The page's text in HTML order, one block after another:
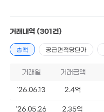
4억
123m²
2.75억
거래내역 (301건)
총액 공급면적당단가
거래일 거래금액
'26.06.13 2.4억
'26.05.26 2.35억